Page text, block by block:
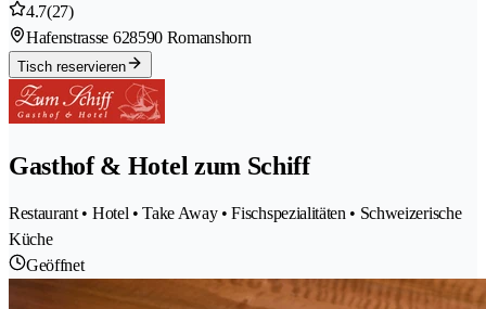
4.7(27)
Hafenstrasse 628590 Romanshorn
Tisch reservieren
Gasthof & Hotel zum Schiff
Restaurant • Hotel • Take Away • Fischspezialitäten • Schweizerische
Küche
Geöffnet